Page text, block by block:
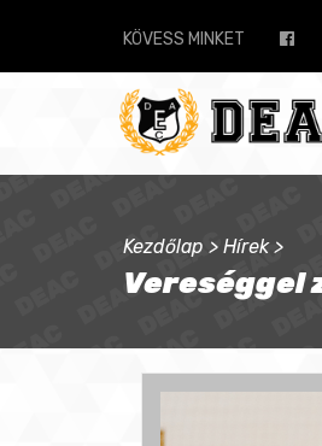
KÖVESS MINKET
Kezdőlap > Hírek >
Vereséggel